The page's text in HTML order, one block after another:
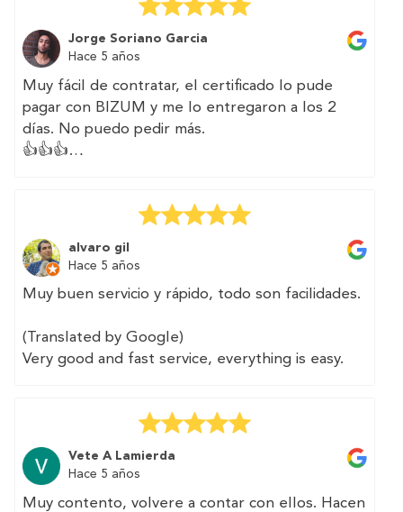
I needed the certificate urgently and the boy
who attended me took care of everything, in a
few days I was able to deliver it to the immo.
Very happy 😁
Jorge Soriano Garcia
Hace 5 años
Muy fácil de contratar, el certificado lo pude
pagar con BIZUM y me lo entregaron a los 2
días. No puedo pedir más.
👍👍👍
Very easy to contract, I could pay for the
certificate with BIZUM and they delivered it to
me within 2 days. I can not ask for more.
👍👍👍
alvaro gil
Hace 5 años
Muy buen servicio y rápido, todo son facilidades.
(Translated by Google)
Very good and fast service, everything is easy.
Vete A Lamierda
Hace 5 años
Muy contento, volvere a contar con ellos. Hacen